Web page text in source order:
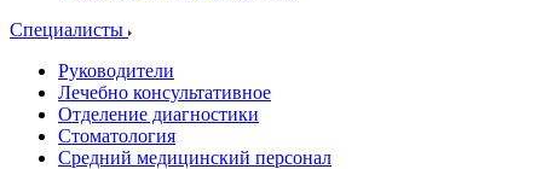
Специалисты
Руководители
Лечебно консультативное
Отделение диагностики
Стоматология
Средний медицинский персонал